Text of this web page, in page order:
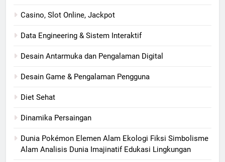
Casino, Slot Online, Jackpot
Data Engineering & Sistem Interaktif
Desain Antarmuka dan Pengalaman Digital
Desain Game & Pengalaman Pengguna
Diet Sehat
Dinamika Persaingan
Dunia Pokémon Elemen Alam Ekologi Fiksi Simbolisme
Alam Analisis Dunia Imajinatif Edukasi Lingkungan